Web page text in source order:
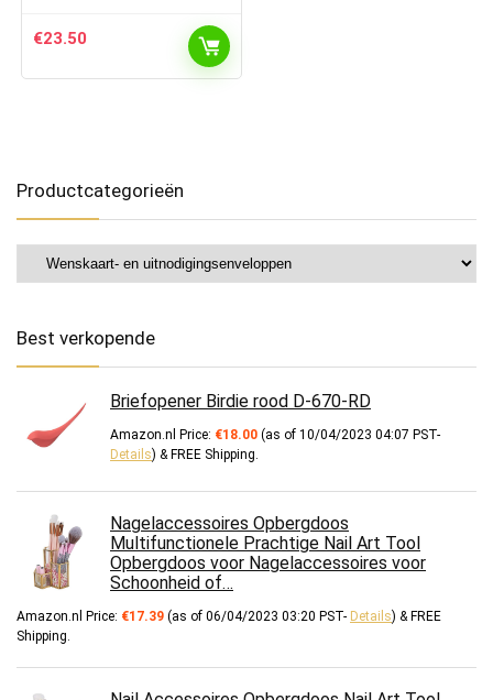
€23.50
Productcategorieën
Best verkopende
Briefopener Birdie rood D-670-RD
Amazon.nl Price: €18.00 (as of 10/04/2023 04:07 PST-
Details) & FREE Shipping.
Nagelaccessoires Opbergdoos
Multifunctionele Prachtige Nail Art Tool
Opbergdoos voor Nagelaccessoires voor
Schoonheid of…
Amazon.nl Price: €17.39 (as of 06/04/2023 03:20 PST- Details) & FREE
Shipping.